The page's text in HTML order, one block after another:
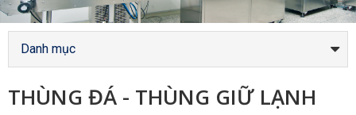
Danh mục
THÙNG ĐÁ - THÙNG GIỮ LẠNH